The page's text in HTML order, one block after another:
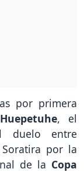
por primera
, el
duelo entre
Soratira por la
de la Copa